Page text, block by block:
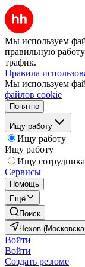
Мы используем
правильную
трафик.
Правила
Мы используем
файлов cookie
Понятно
Ищу работу
Ищу работу
Ищу работу
Ищу сотрудника
Сервисы
Помощь
Ещё
Поиск
Чехов
Войти
Войти
Создать резюме